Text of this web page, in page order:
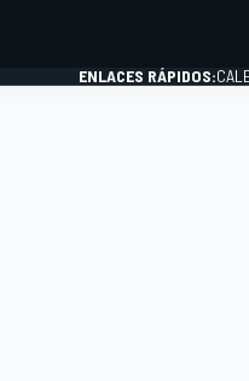
ENLACES RÁPIDOS: